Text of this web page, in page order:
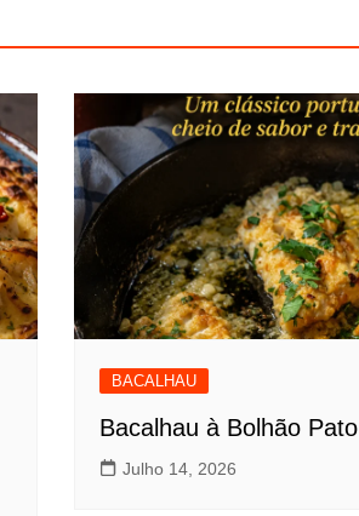
BACALHAU
Bacalhau à Bolhão Pato
Julho 14, 2026